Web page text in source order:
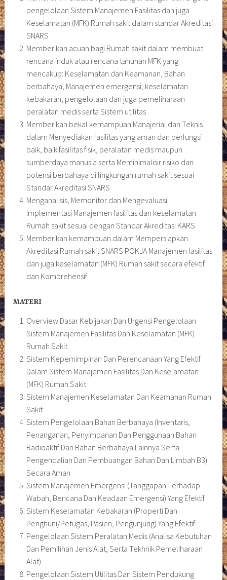
pengelolaan Sistem Manajemen Fasilitas dan juga
Keselamatan (MFK) Rumah sakit dalam standar Akreditasi
SNARS
Memberikan acuan bagi Rumah sakit dalam membuat
rencana induk atau rencana tahunan MFK yang
mencakup: Keselamatan dan Keamanan, Bahan
berbahaya, Manajemen emergensi, keselamatan
kebakaran, pengelolaan dan juga pemeliharaan
peralatan medis serta Sistem utilitas
Memberikan bekal kemampuan Manajerial dan Teknis
dalam Menyediakan fasilitas yang aman dan berfungsi
baik, baik fasilitas fisik, peralatan medis maupun
sumberdaya manusia serta Meminimalisir risiko dan
potensi berbahaya di lingkungan rumah sakit sesuai
Standar Akreditasi SNARS
Menganalisis, Memonitor dan Mengevaluasi
Implementasi Manajemen fasilitas dan keselamatan
Rumah sakit sesuai dengan Standar Akreditasi KARS
Memberikan kemampuan dalam Mempersiapkan
Akreditasi Rumah sakit SNARS POKJA Manajemen fasilitas
dan juga keselamatan (MFK) Rumah sakit secara efektif
dan Komprehensif
MATERI
Overview Dasar Kebijakan Dan Urgensi Pengelolaan
Sistem Manajemen Fasilitas Dan Keselamatan (MFK)
Rumah Sakit
Sistem Kepemimpinan Dan Perencanaan Yang Efektif
Dalam Sistem Manajemen Fasilitas Dan Keselamatan
(MFK) Rumah Sakit
Sistem Manajemen Keselamatan Dan Keamanan Rumah
Sakit
Sistem Pengelolaan Bahan Berbahaya (Inventaris,
Penanganan, Penyimpanan Dan Penggunaan Bahan
Radioaktif Dan Bahan Berbahaya Lainnya Serta
Pengendalian Dan Pembuangan Bahan Dan Limbah B3)
Secara Aman
Sistem Manajemen Emergensi (Tanggapan Terhadap
Wabah, Bencana Dan Keadaan Emergensi) Yang Efektif
Sistem Keselamatan Kebakaran (Properti Dan
Penghuni/Petugas, Pasien, Pengunjung) Yang Efektif
Pengelolaan Sistem Peralatan Medis (Analisa Kebutuhan
Dan Pemilihan Jenis Alat, Serta Tekhnik Pemeliharaan
Alat)
Pengelolaan Sistem Utilitas Dan Sistem Pendukung